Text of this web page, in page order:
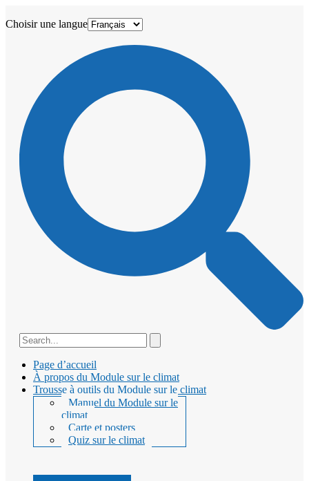
Choisir une langue
Page d’accueil
À propos du Module sur le climat
Trousse à outils du Module sur le climat
Manuel du Module sur le
climat
Carte et posters
Quiz sur le climat